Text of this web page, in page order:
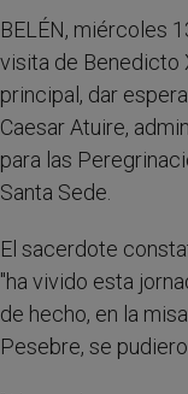
BELÉN, miércoles
visita de Benedicto
principal, dar
Caesar Atuire,
para las
Santa Sede.
El sacerdote
"ha vivido esta
de hecho, en la
Pesebre, se